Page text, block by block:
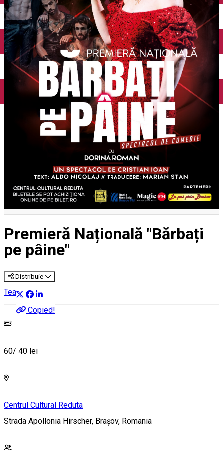
Premieră Națională "Bărbați
pe pâine"
Distribuie
Copied!
Teatru
60/ 40 lei
Centrul Cultural Reduta
Strada Apollonia Hirscher, Brașov, Romania